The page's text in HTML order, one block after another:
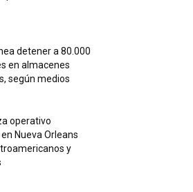
detener a 80.000
en almacenes
según medios
operativo
Nueva Orleans
y